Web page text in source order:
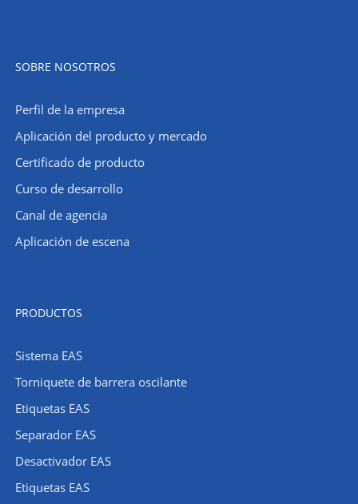
SOBRE NOSOTROS
Perfil de la empresa
​Aplicación del producto y mercado
Certificado de producto
Curso de desarrollo
Canal de agencia
Aplicación de escena
PRODUCTOS
Sistema EAS
Torniquete de barrera oscilante
Etiquetas EAS
Separador EAS
Desactivador EAS
Etiquetas EAS